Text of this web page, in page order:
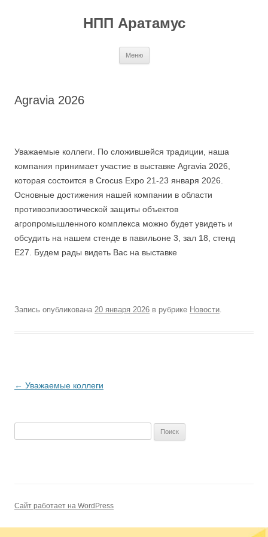
НПП Аратамус
Меню
Agravia 2026
Уважаемые коллеги. По сложившейся традиции, наша
компания принимает участие в выставке Agravia 2026,
которая состоится в Crocus Expo 21-23 января 2026.
Основные достижения нашей компании в области
противоэпизоотической защиты объектов
агропромышленного комплекса можно будет увидеть и
обсудить на нашем стенде в павильоне 3, зал 18, стенд
Е27. Будем рады видеть Вас на выставке
Запись опубликована 20 января 2026 в рубрике Новости.
Навигация
← Уважаемые коллеги
Сайт работает на WordPress